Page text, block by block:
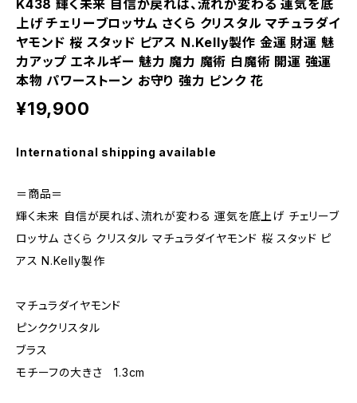
K438 輝く未来 自信が戻れば、流れが変わる 運気を底
上げ チェリーブロッサム さくら クリスタル マチュラダイ
ヤモンド 桜 スタッド ピアス N.Kelly製作 金運 財運 魅
力アップ エネルギー 魅力 魔力 魔術 白魔術 開運 強運
本物 パワーストーン お守り 強力 ピンク 花
¥19,900
International shipping available
＝商品＝
輝く未来 自信が戻れば、流れが変わる 運気を底上げ チェリーブ
ロッサム さくら クリスタル マチュラダイヤモンド 桜 スタッド ピ
アス N.Kelly製作
マチュラダイヤモンド
ピンククリスタル
ブラス
モチーフの大きさ 1.3cm